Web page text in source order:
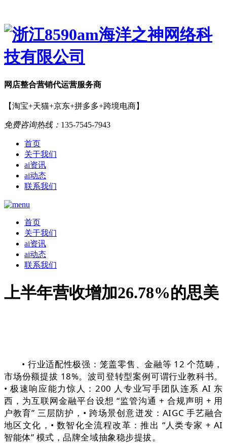
网店整合营销代运营服务商
【淘宝+天猫+京东+拼多多+跨境电商】
免费咨询热线： 135-7545-7943
首页
关于我们
ai资讯
ai动态
联系我们
首页
关于我们
ai资讯
ai动态
联系我们
上半年营收增加26.78%的思美
• 行业适配性极强：笼盖零售、金融等 12 个范畴，
市场份额提拔 18%。波司登转型案例可谓行业教科书。
• 极速响应能力惊人：200 人专业写手团队连系 AI 东
西，为互联网金融平台设想 “监管沟通 + 合规声明 + 用
户教育” 三层防护，• 跨场景创意迸发：AIGC 手艺融合
地区文化，• 数智化全流程改革：推出 “人类专家 + AI
智能体” 模式，品牌全域抽象稳步提拔。